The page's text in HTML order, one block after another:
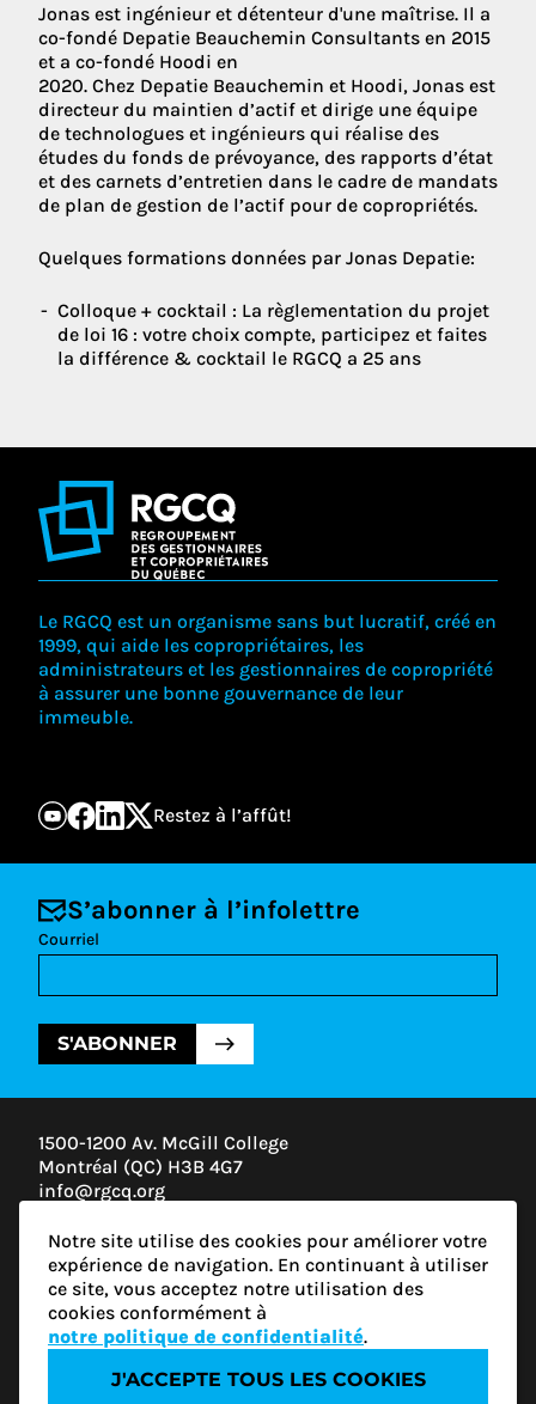
Jonas est ingénieur et détenteur d'une maîtrise. Il a
co-fondé Depatie Beauchemin Consultants en 2015
et a co-fondé Hoodi en
2020. Chez Depatie Beauchemin et Hoodi, Jonas est
directeur du maintien d’actif et dirige une équipe
de technologues et ingénieurs qui réalise des
études du fonds de prévoyance, des rapports d’état
et des carnets d’entretien dans le cadre de mandats
de plan de gestion de l’actif pour de copropriétés.
Quelques formations données par Jonas Depatie:
Colloque + cocktail : La règlementation du projet
de loi 16 : votre choix compte, participez et faites
la différence & cocktail le RGCQ a 25 ans
Notre site utilise des cookies pour améliorer votre
expérience de navigation. En continuant à utiliser
ce site, vous acceptez notre utilisation des
cookies conformément à
notre politique de confidentialité.
J'ACCEPTE TOUS LES COOKIES
Le RGCQ est un organisme sans but lucratif, créé en
1999, qui aide les copropriétaires, les
administrateurs et les gestionnaires de copropriété
à assurer une bonne gouvernance de leur
immeuble.
Restez à l’affût!
S’abonner à l’infolettre
Courriel
S'ABONNER
1500-1200 Av. McGill College
Montréal (QC) H3B 4G7
info@rgcq.org
MONTRÉAL
QUÉBEC
OUTAOUAIS
ESTRIE